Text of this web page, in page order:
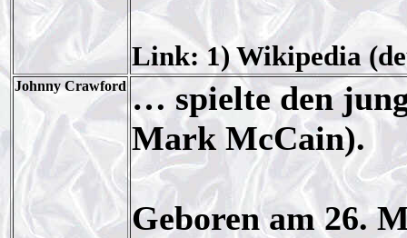
Link: 1) Wikipedia
Johnny Crawford … spielte den
Mark McCain).
Geboren am 26.